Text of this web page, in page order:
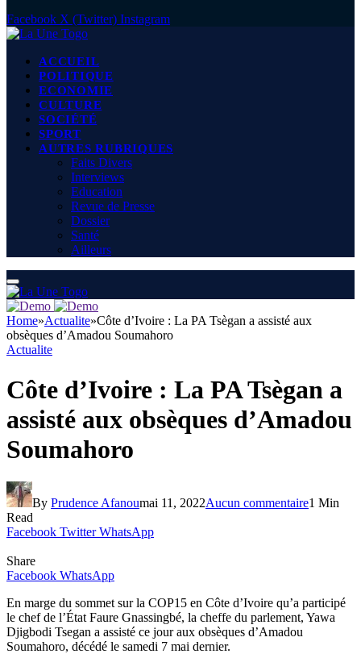
Facebook X (Twitter) Instagram
ACCUEIL
POLITIQUE
ECONOMIE
CULTURE
SOCIÉTÉ
SPORT
AUTRES RUBRIQUES
Faits Divers
Interviews
Education
Revue de Presse
Dossier
Santé
Ailleurs
Home»Actualite»Côte d’Ivoire : La PA Tsègan a assisté aux
obsèques d’Amadou Soumahoro
Actualite
Côte d’Ivoire : La PA Tsègan a
assisté aux obsèques d’Amadou
Soumahoro
By Prudence Afanoumai 11, 2022Aucun commentaire1 Min
Read
Facebook Twitter WhatsApp
Share
Facebook WhatsApp
En marge du sommet sur la COP15 en Côte d’Ivoire qu’a participé
le chef de l’État Faure Gnassingbé, la cheffe du parlement, Yawa
Djigbodi Tsegan a assisté ce jour aux obsèques d’Amadou
Soumahoro, décédé le samedi 7 mai dernier.